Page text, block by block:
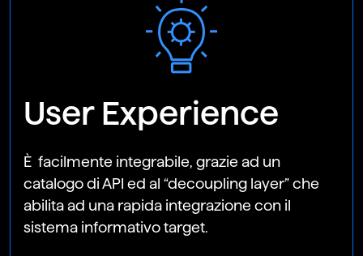
User Experience
È facilmente integrabile, grazie ad un
catalogo di API ed al “decoupling layer” che
abilita ad una rapida integrazione con il
sistema informativo target.